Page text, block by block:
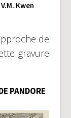
Kwen
de
gravure
PANDORE